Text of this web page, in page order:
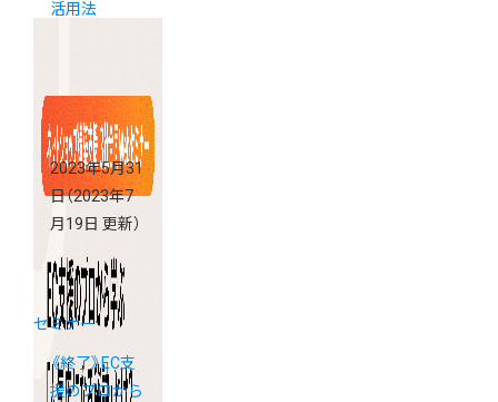
活用法
2023年5月31
日（2023年7
月19日 更新）
セミナー
《終了》EC支
援のプロから